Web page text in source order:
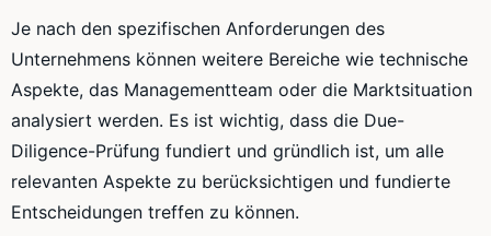
Je nach den spezifischen Anforderungen des
Unternehmens können weitere Bereiche wie technische
Aspekte, das Managementteam oder die Marktsituation
analysiert werden. Es ist wichtig, dass die Due-
Diligence-Prüfung fundiert und gründlich ist, um alle
relevanten Aspekte zu berücksichtigen und fundierte
Entscheidungen treffen zu können.